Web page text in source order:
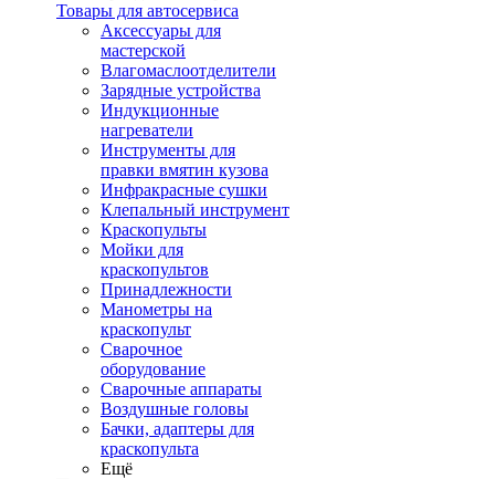
Товары для автосервиса
Аксессуары для
мастерской
Влагомаслоотделители
Зарядные устройства
Индукционные
нагреватели
Инструменты для
правки вмятин кузова
Инфракрасные сушки
Клепальный инструмент
Краскопульты
Мойки для
краскопультов
Принадлежности
Манометры на
краскопульт
Сварочное
оборудование
Сварочные аппараты
Воздушные головы
Бачки, адаптеры для
краскопульта
Ещё